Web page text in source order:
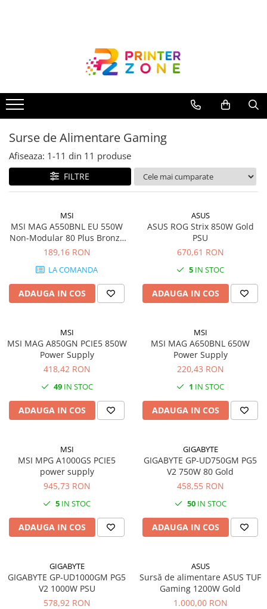
Imprimante cu jet
Multifunctionale laser
Multifunctionale cu jet
Imprimante etichete
Imprimante termice
Scanere
Accesorii imprimante
Piese schimb
Plottere
Consumabile imprimanta
Capete imprimare
Cartuse inkjet si cerneala
Ribbon
compatibile
Tonere compatibile
Cartuse compatibile
Drum unit compatibile
Printare 3D
Filament imprimanta 3D
Laptopuri
Surse de Alimentare Gaming
Afiseaza: 1-11 din 11 produse
FILTRE
MSI
MSI MAG A550BNL EU 550W
Non-Modular 80 Plus Bronze
Color Box Pallet packing 5Y
189,16 RON
LA COMANDA
ADAUGA IN COS
ASUS
ASUS ROG Strix 850W Gold
PSU
670,61 RON
5 IN STOC
ADAUGA IN COS
MSI
MSI MAG A850GN PCIE5 850W
Power Supply
418,42 RON
49IN STOC
ADAUGA IN COS
MSI
MSI MAG A650BNL 650W
Power Supply
220,43 RON
1 IN STOC
ADAUGA IN COS
MSI
MSI MPG A1000GS PCIE5
power supply
945,73 RON
5 IN STOC
ADAUGA IN COS
GIGABYTE
GIGABYTE GP-UD750GM PG5
V2 750W 80 Gold
458,55 RON
50IN STOC
ADAUGA IN COS
GIGABYTE
GIGABYTE GP-UD1000GM PG5
V2 1000W PSU
578,92 RON
ASUS
Sursă de alimentare ASUS TUF
Gaming 1200W Gold
1.000,00 RON